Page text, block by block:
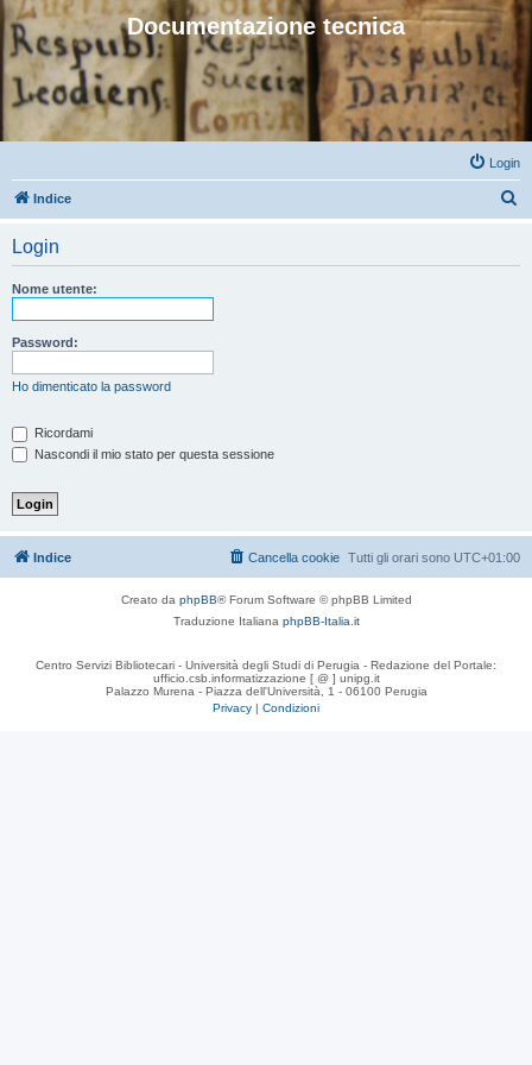
Documentazione tecnica
Login
Indice
Login
Nome utente:
Password:
Ho dimenticato la password
Ricordami
Nascondi il mio stato per questa sessione
Indice Tutti gli orari sono UTC+01:00
Cancella cookie
Creato da phpBB® Forum Software © phpBB Limited
Traduzione Italiana phpBB-Italia.it
Centro Servizi Bibliotecari - Università degli Studi di Perugia - Redazione del Portale:
ufficio.csb.informatizzazione [ @ ] unipg.it
Palazzo Murena - Piazza dell'Università, 1 - 06100 Perugia
Privacy | Condizioni